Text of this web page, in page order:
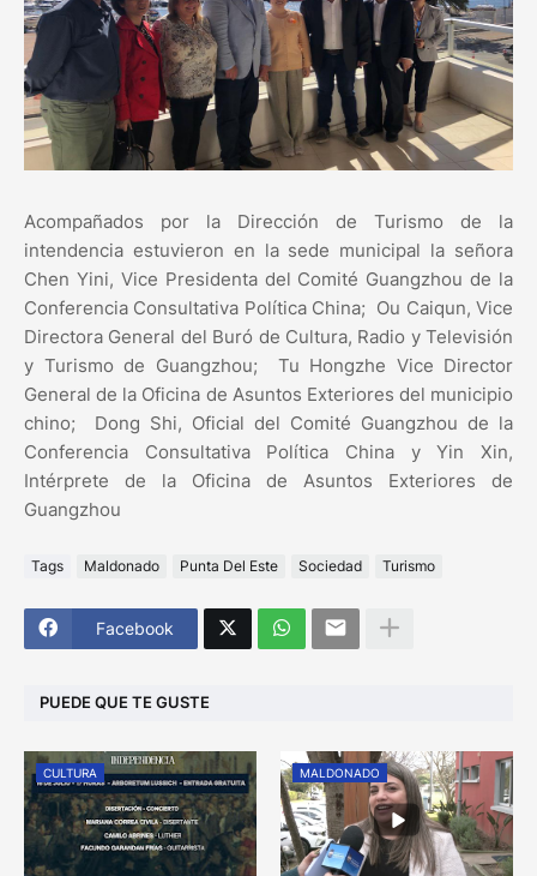
Acompañados por la Dirección de Turismo de la
intendencia estuvieron en la sede municipal la señora
Chen Yini, Vice Presidenta del Comité Guangzhou de la
Conferencia Consultativa Política China; Ou Caiqun, Vice
Directora General del Buró de Cultura, Radio y Televisión
y Turismo de Guangzhou; Tu Hongzhe Vice Director
General de la Oficina de Asuntos Exteriores del municipio
chino; Dong Shi, Oficial del Comité Guangzhou de la
Conferencia Consultativa Política China y Yin Xin,
Intérprete de la Oficina de Asuntos Exteriores de
Guangzhou
Tags Maldonado Punta Del Este Sociedad Turismo
Facebook
PUEDE QUE TE GUSTE
CULTURA MALDONADO